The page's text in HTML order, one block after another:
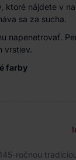
nájdete v
sa za sucha.
napenetrovať.
vrstiev.
farby
ročnou